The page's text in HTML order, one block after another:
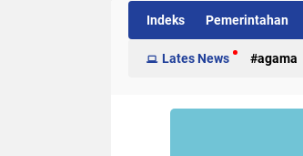
Indeks Pemerintahan
Internasional Kriminal
Lates News agama